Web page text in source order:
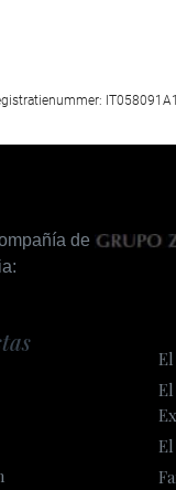
de